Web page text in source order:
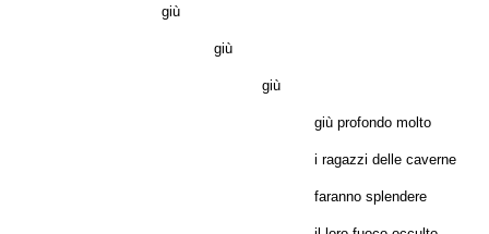
giù
giù
giù
giù profondo molto
i ragazzi delle caverne
faranno splendere